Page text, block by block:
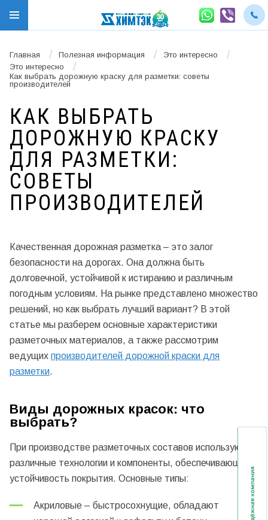
Главная / Полезная информация / Это интересно /
Это интересно /
Как выбрать дорожную краску для разметки: советы
производителей
КАК ВЫБРАТЬ
ДОРОЖНУЮ КРАСКУ
ДЛЯ РАЗМЕТКИ:
СОВЕТЫ
ПРОИЗВОДИТЕЛЕЙ
Качественная дорожная разметка – это залог
безопасности на дорогах. Она должна быть
долговечной, устойчивой к истиранию и различным
погодным условиям. На рынке представлено множество
решений, но как выбрать лучший вариант? В этой
статье мы разберем основные характеристики
разметочных материалов, а также рассмотрим
ведущих производителей дорожной краски для
разметки.
Виды дорожных красок: что
выбрать?
При производстве разметочных составов используются
различные технологии и компоненты, обеспечивающие
устойчивость покрытия. Основные типы:
Акриловые – быстросохнущие, обладают